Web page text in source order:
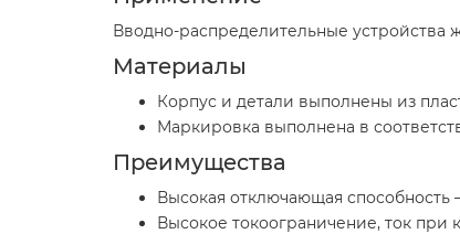
Вводно-распределительные устройства
Материалы
Корпус и детали выполнены из
Маркировка выполнена в
Преимущества
Высокая отключающая способность
Высокое токоограничение, ток